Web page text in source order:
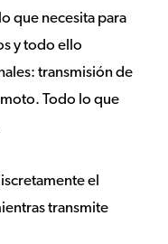
que necesita para
y todo ello
transmisión de
Todo lo que
el
transmite